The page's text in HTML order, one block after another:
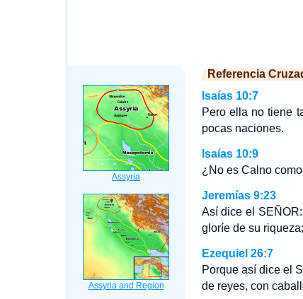
Referencia
Isaías 10:7
Pero ella no tiene
pocas naciones.
Isaías 10:9
¿No es Calno
Jeremías 9:23
Así dice el
gloríe de su riqueza;
Ezequiel 26:7
Porque así dice el
de reyes, con